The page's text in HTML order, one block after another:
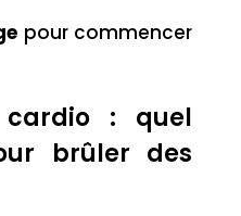
pour commencer
: quel
brûler des